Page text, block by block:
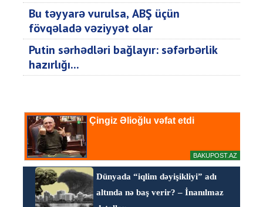
Bu təyyarə vurulsa, ABŞ üçün
fövqəladə vəziyyət olar
Putin sərhədləri bağlayır: səfərbərlik
hazırlığı...